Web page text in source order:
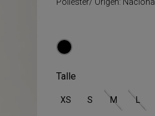
Talle
XS S M L